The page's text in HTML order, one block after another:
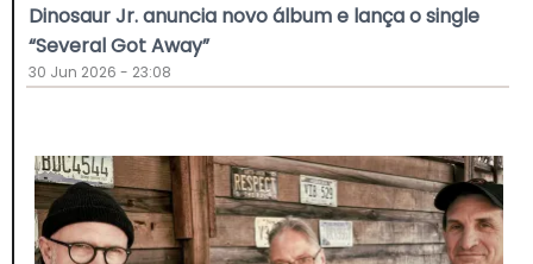
Dinosaur Jr. anuncia novo álbum e lança o single
“Several Got Away”
30 Jun 2026 - 23:08